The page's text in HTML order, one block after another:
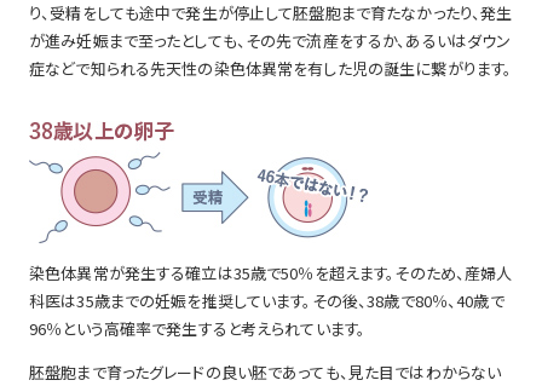
り、受精をしても途中で発生が停止して胚盤胞まで育たなかったり、発生
が進み妊娠まで至ったとしても、その先で流産をするか、あるいはダウン
症などで知られる先天性の染色体異常を有した児の誕生に繋がります。
染色体異常が発生する確立は35歳で50％を超えます。そのため、産婦人
科医は35歳までの妊娠を推奨しています。その後、38歳で80％、40歳で
96％という高確率で発生すると考えられています。
胚盤胞まで育ったグレードの良い胚であっても、見た目ではわからない